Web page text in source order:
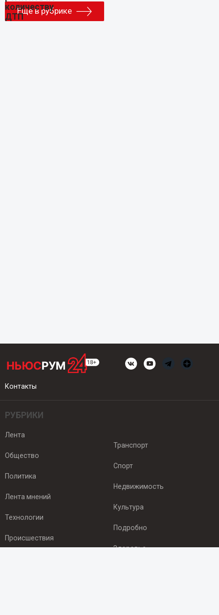
Еще в рубрике
Контакты
РУБРИКИ
Лента
Общество
Политика
Лента мнений
Технологии
Происшествия
Транспорт
Спорт
Недвижимость
Культура
Подробно
Здоровье